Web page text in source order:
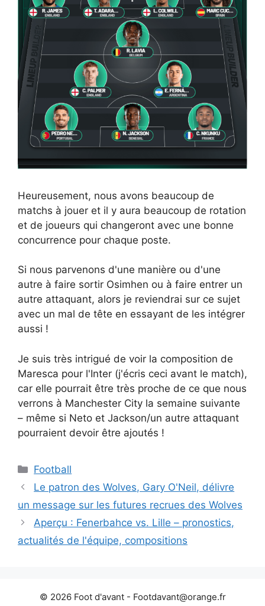
Heureusement, nous avons beaucoup de
matchs à jouer et il y aura beaucoup de rotation
et de joueurs qui changeront avec une bonne
concurrence pour chaque poste.
Si nous parvenons d'une manière ou d'une
autre à faire sortir Osimhen ou à faire entrer un
autre attaquant, alors je reviendrai sur ce sujet
avec un mal de tête en essayant de les intégrer
aussi !
Je suis très intrigué de voir la composition de
Maresca pour l'Inter (j'écris ceci avant le match),
car elle pourrait être très proche de ce que nous
verrons à Manchester City la semaine suivante
– même si Neto et Jackson/un autre attaquant
pourraient devoir être ajoutés !
Catégories
Football
Le patron des Wolves, Gary O'Neil, délivre
un message sur les futures recrues des Wolves
Aperçu : Fenerbahce vs. Lille – pronostics,
actualités de l'équipe, compositions
© 2026 Foot d'avant - Footdavant@orange.fr